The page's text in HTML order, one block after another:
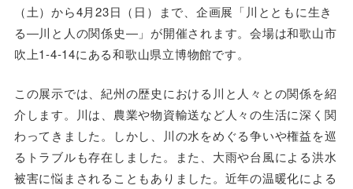
（土）から4月23日（日）まで、企画展「川とともに生き
る―川と人の関係史―」が開催されます。会場は和歌山市
吹上1-4-14にある和歌山県立博物館です。
この展示では、紀州の歴史における川と人々との関係を紹
介します。川は、農業や物資輸送など人々の生活に深く関
わってきました。しかし、川の水をめぐる争いや権益を巡
るトラブルも存在しました。また、大雨や台風による洪水
被害に悩まされることもありました。近年の温暖化による